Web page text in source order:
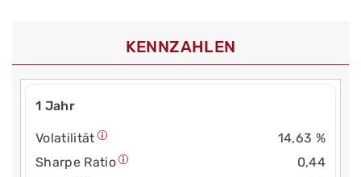
KENNZAHLEN
1 Jahr
Volatilität
14,63 %
Sharpe Ratio
0,44